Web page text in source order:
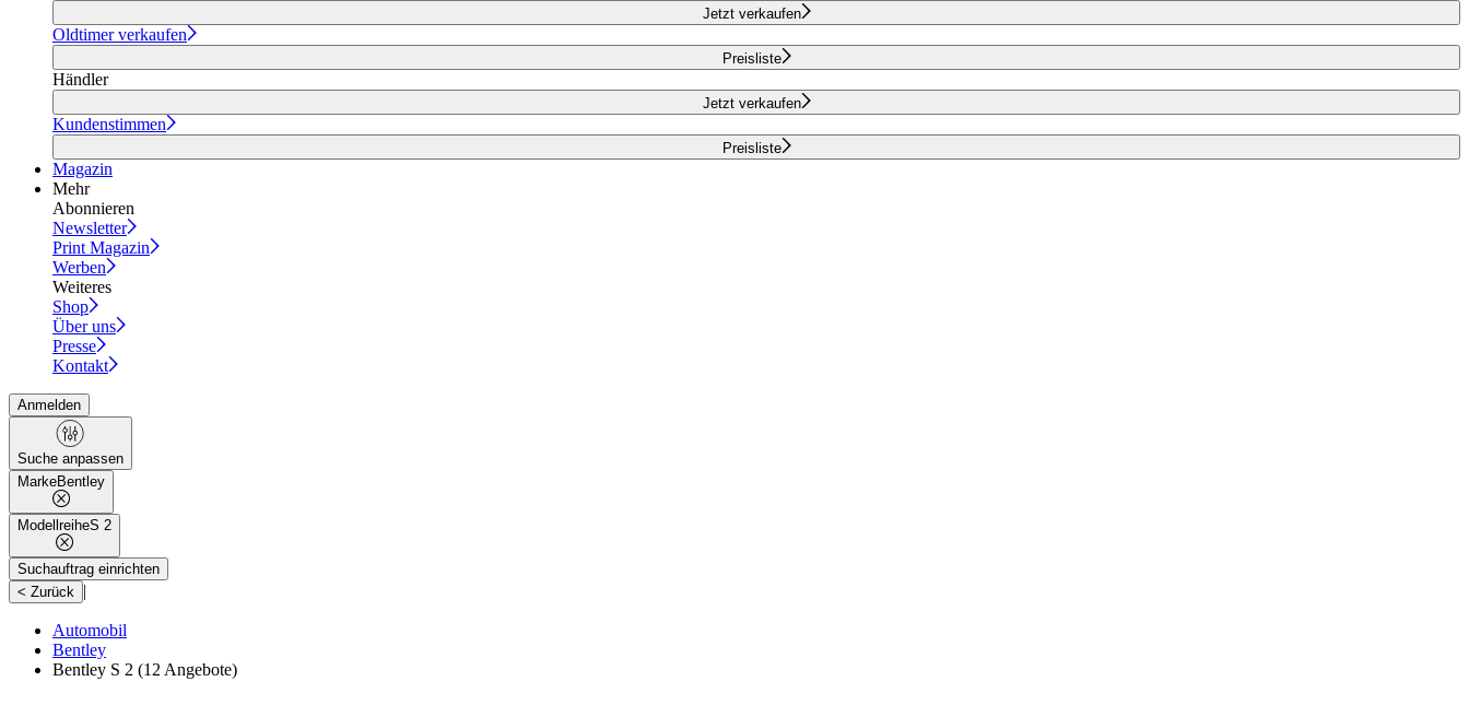
Jetzt verkaufen
Oldtimer verkaufen
Preisliste
Händler
Jetzt verkaufen
Kundenstimmen
Preisliste
Magazin
Mehr
Abonnieren
Newsletter
Print Magazin
Werben
Weiteres
Shop
Über uns
Presse
Kontakt
Anmelden
Suche anpassen
MarkeBentley
ModellreiheS 2
Suchauftrag einrichten
< Zurück
|
Automobil
Bentley
Bentley S 2 (12 Angebote)